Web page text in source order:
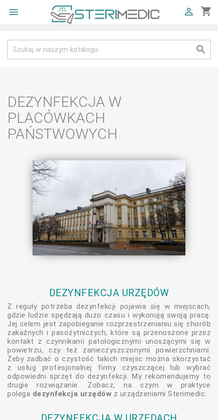
 shopping_cart


DEZYNFEKCJA W
PLACÓWKACH
PAŃSTWOWYCH
DEZYNFEKCJA URZĘDÓW
Z reguły potrzeba dezynfekcji pojawia się w miejscach,
gdzie ludzie spędzają dużo czasu i wykonują swoją pracę.
Jej celem jest zapobieganie rozprzestrzenianiu się chorób
zakaźnych i pasożytniczych, które są przenoszone przez
kontakt z czynnikami patologicznymi unoszącymi się w
powietrzu, czy też zanieczyszczonymi powierzchniami.
Żeby zadbać o czystość takich miejsc można skorzystać
z usług profesjonalnej firmy czyszczącej lub wybrać
odpowiedni sprzęt do dezynfekcji. My rekomendujemy to
drugie rozwiązanie. Zobacz, na czym w praktyce
polega dezynfekcja urzędów z urządzeniami Sterimedic.